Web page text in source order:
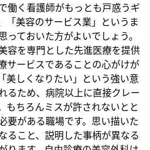
働く看護師がもっとも戸惑うギ
「美容のサービス業」というま
っておいた方がよいでしょう。
容を専門とした先進医療を提供
サービスであることの心がけが
美しくなりたい」という強い意
るため、病院以上に直接クレー
もちろんミスが許されないとと
要がある職場です。思い描いた
ること、説明した事柄が異なる